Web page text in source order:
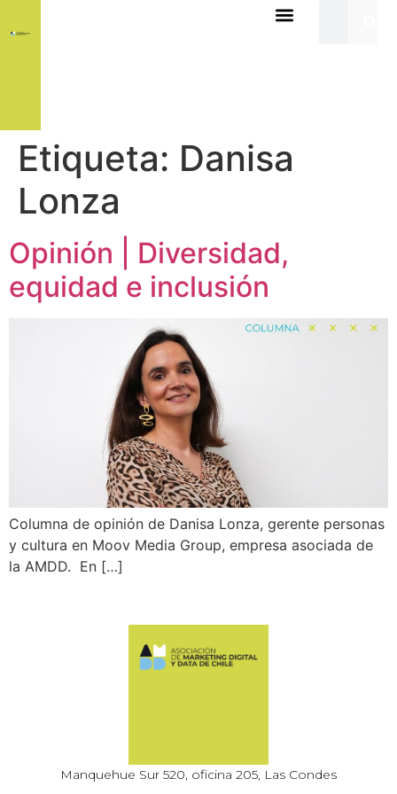
Etiqueta: Danisa
Lonza
Opinión | Diversidad,
equidad e inclusión
Columna de opinión de Danisa Lonza, gerente personas
y cultura en Moov Media Group, empresa asociada de
la AMDD. En […]
Manquehue Sur 520, oficina 205, Las Condes